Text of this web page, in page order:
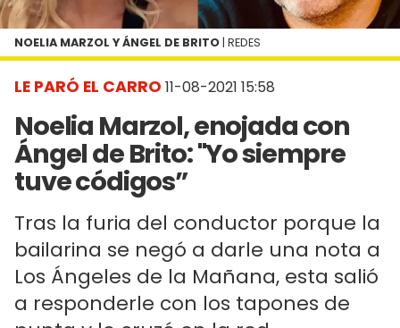
LE PARÓ EL CARRO 11-08-2021 15:58
Noelia Marzol, enojada con
Ángel de Brito: "Yo siempre
tuve códigos”
Tras la furia del conductor porque la
bailarina se negó a darle una nota a
Los Ángeles de la Mañana, esta salió
a responderle con los tapones de
NOELIA MARZOL Y ÁNGEL DE BRITO | REDES